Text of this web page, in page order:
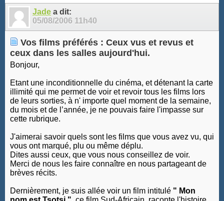
10Jade a dit:
05/08/2006 11h40
Vos films préférés : Ceux vus et revus et
ceux dans les salles aujourd'hui.
Bonjour,
Etant une inconditionnelle du cinéma, et détenant la carte
illimité qui me permet de voir et revoir tous les films lors
de leurs sorties, à n' importe quel moment de la semaine,
du mois et de l’année, je ne pouvais faire l'impasse sur
cette rubrique.
J'aimerai savoir quels sont les films que vous avez vu, qui
vous ont marqué, plu ou même déplu.
Dites aussi ceux, que vous nous conseillez de voir.
Merci de nous les faire connaître en nous partageant de
brèves récits.
Dernièrement, je suis allée voir un film intitulé " Mon